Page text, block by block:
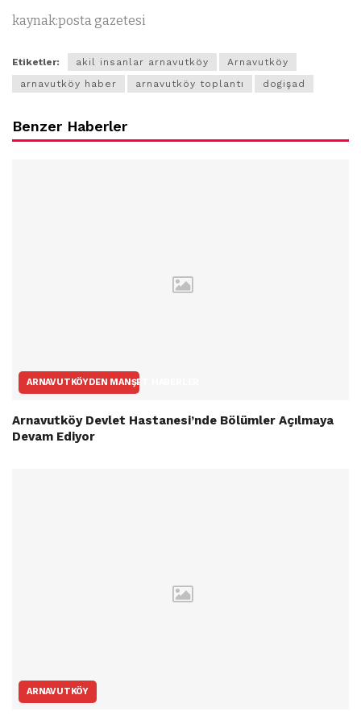
kaynak:posta gazetesi
Etiketler: akil insanlar arnavutköy
Arnavutköy
arnavutköy haber
arnavutköy toplantı dogişad
Benzer Haberler
ARNAVUTKÖYDEN MANŞET HABERLER
Arnavutköy Devlet Hastanesi’nde Bölümler Açılmaya
Devam Ediyor
ARNAVUTKÖY